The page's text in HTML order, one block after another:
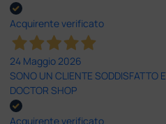
Acquirente verificato
24 Maggio 2026
SONO UN CLIENTE SODDISFATTO
DOCTOR SHOP
Acquirente verificato